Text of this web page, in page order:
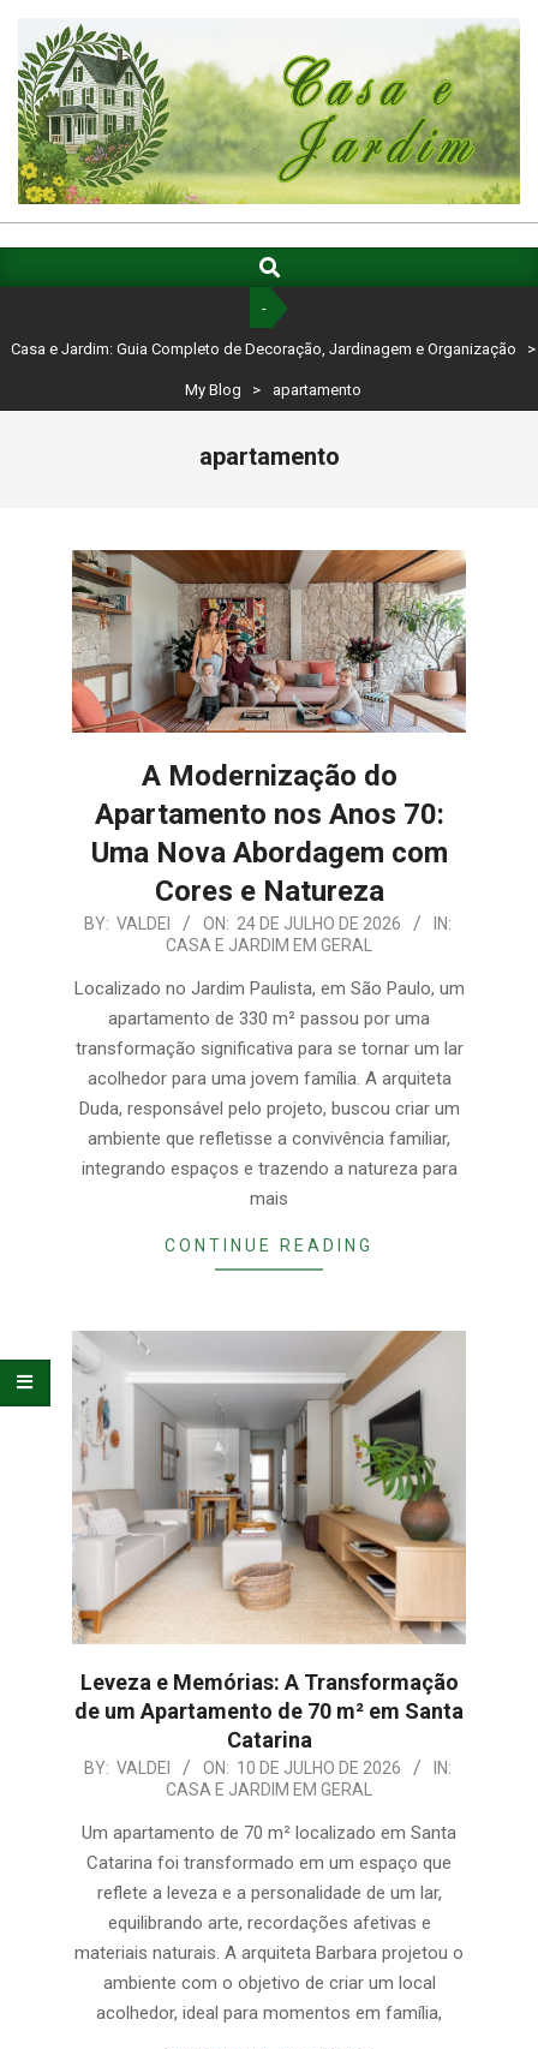
content
CASA
E
GUIA
COMPLETO
DECORAÇÃO,
ORGANIZAÇÃO
Navigation
Search
-
Casa e Jardim: Guia Completo de Decoração, Jardinagem e Organização >
My Blog > apartamento
apartamento
A Modernização do
Apartamento nos Anos 70:
Uma Nova Abordagem com
Cores e Natureza
2026-
24
BY: VALDEI ON: 24 DE JULHO DE 2026
IN:
CASA E JARDIM EM GERAL
Localizado no Jardim Paulista, em São Paulo, um
apartamento de 330 m² passou por uma
transformação significativa para se tornar um lar
acolhedor para uma jovem família. A arquiteta
Duda, responsável pelo projeto, buscou criar um
ambiente que refletisse a convivência familiar,
integrando espaços e trazendo a natureza para
mais
CONTINUE READING
Leveza e Memórias: A Transformação
de um Apartamento de 70 m² em Santa
Catarina
2026-
10
BY: VALDEI ON: 10 DE JULHO DE 2026
IN:
CASA E JARDIM EM GERAL
Um apartamento de 70 m² localizado em Santa
Catarina foi transformado em um espaço que
reflete a leveza e a personalidade de um lar,
equilibrando arte, recordações afetivas e
materiais naturais. A arquiteta Barbara projetou o
ambiente com o objetivo de criar um local
acolhedor, ideal para momentos em família,